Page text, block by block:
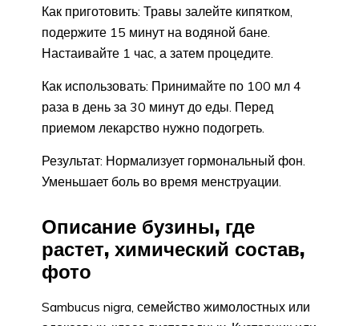
Как приготовить: Травы залейте кипятком,
подержите 15 минут на водяной бане.
Настаивайте 1 час, а затем процедите.
Как использовать: Принимайте по 100 мл 4
раза в день за 30 минут до еды. Перед
приемом лекарство нужно подогреть.
Результат: Нормализует гормональный фон.
Уменьшает боль во время менструации.
Описание бузины, где
растет, химический состав,
фото
Sambucus nigra, семейство жимолостных или